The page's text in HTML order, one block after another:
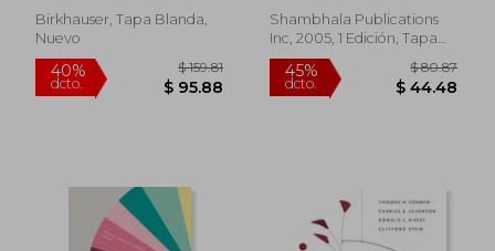
Birkhauser, Tapa Blanda,
Nuevo
Classics) (en Inglés)
Shambhala Publications
Inc, 2005, 1 Edición, Tapa
Blanda, Nuevo